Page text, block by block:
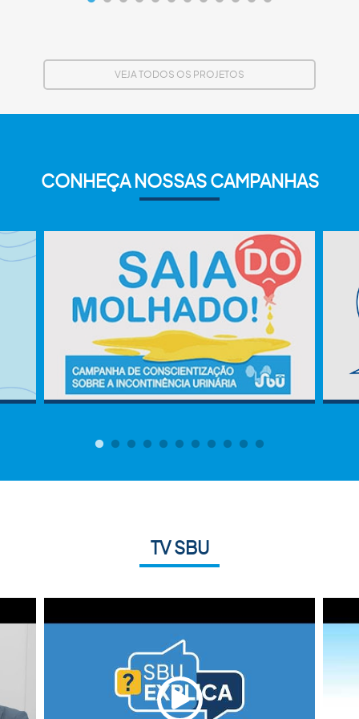
VEJA TODOS OS PROJETOS
CONHEÇA NOSSAS CAMPANHAS
TV SBU